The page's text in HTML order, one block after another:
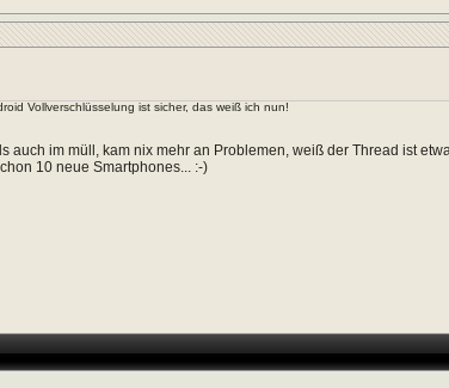
Vollverschlüsselung ist sicher, das weiß ich nun!
auch im müll, kam nix mehr an Problemen, weiß der Thread ist
10 neue Smartphones... :-)